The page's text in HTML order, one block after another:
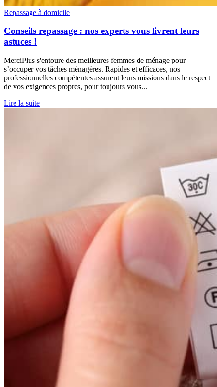
Repassage à domicile
Conseils repassage : nos experts vous livrent leurs
astuces !
MerciPlus s'entoure des meilleures femmes de ménage pour ​​
s’occuper vos tâches ménagères. Rapides et efficaces, nos
professionnelles compétentes assurent leurs missions dans le respect
de vos exigences propres, pour toujours vous...
Lire la suite